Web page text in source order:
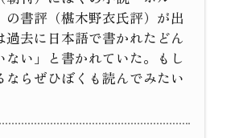
の書評（椹木野衣氏評）が出
過去に日本語で書かれたどん
ない」と書かれていた。もし
ならぜひぼくも読んでみたい